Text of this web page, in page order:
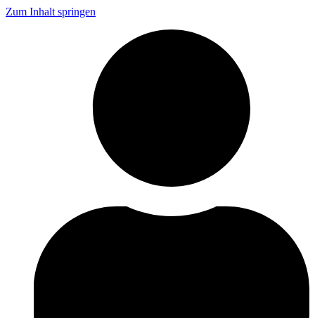
Zum Inhalt springen